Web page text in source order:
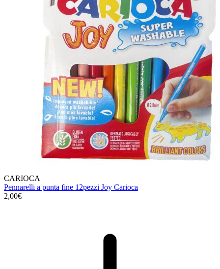
CARIOCA
Pennarelli a punta fine 12pezzi Joy Carioca
2,00€